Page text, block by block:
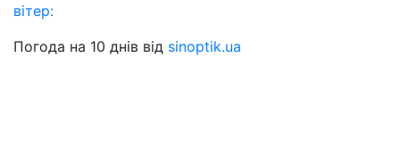
вітер:
Погода на 10 днів від sinoptik.ua